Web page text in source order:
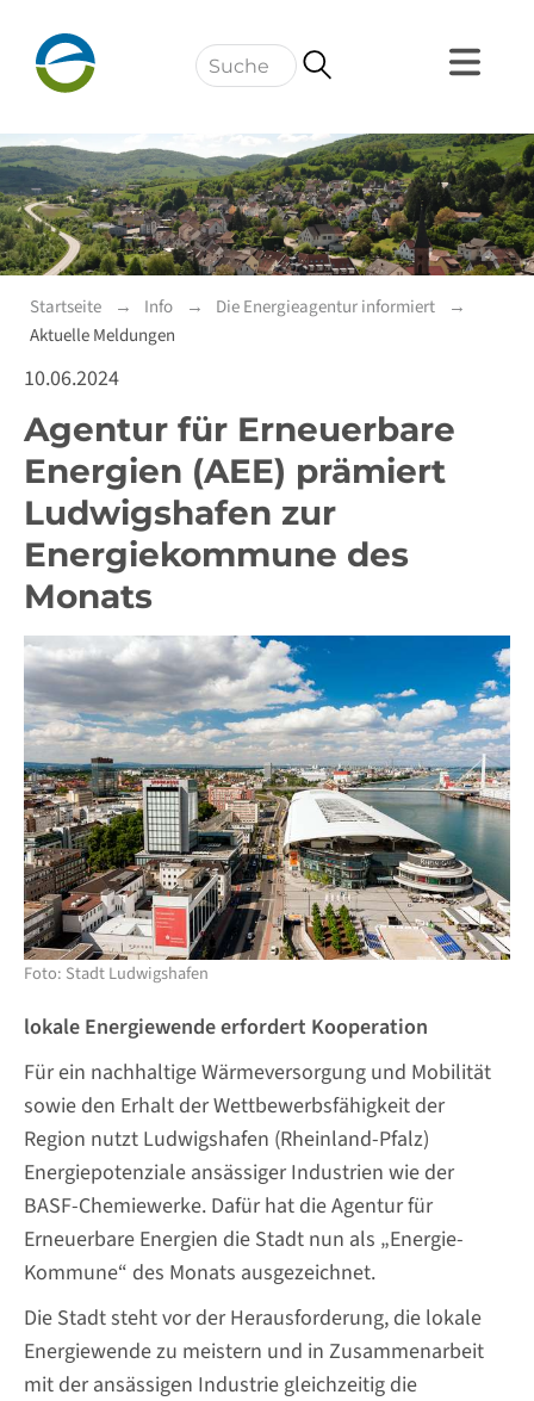
Navigation
Startseite Info
Die Energieagentur informiert
Aktuelle Meldungen
10.06.2024
Agentur für Erneuerbare
Energien (AEE) prämiert
Ludwigshafen zur
Energiekommune des
Monats
Foto: Stadt Ludwigshafen
lokale Energiewende erfordert Kooperation
Für ein nachhaltige Wärmeversorgung und Mobilität
sowie den Erhalt der Wettbewerbsfähigkeit der
Region nutzt Ludwigshafen (Rheinland-Pfalz)
Energiepotenziale ansässiger Industrien wie der
BASF-Chemiewerke. Dafür hat die Agentur für
Erneuerbare Energien die Stadt nun als „Energie-
Kommune“ des Monats ausgezeichnet.
Die Stadt steht vor der Herausforderung, die lokale
Energiewende zu meistern und in Zusammenarbeit
mit der ansässigen Industrie gleichzeitig die